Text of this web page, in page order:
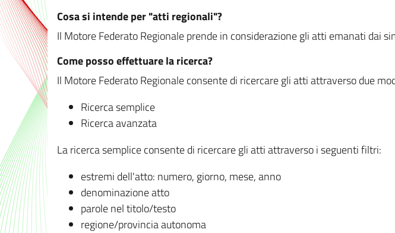
Cosa si intende per "atti regionali"?
Il Motore Federato Regionale prende in considerazione gli atti emanati dai
Come posso effettuare la ricerca?
Il Motore Federato Regionale consente di ricercare gli atti attraverso due
Ricerca semplice
Ricerca avanzata
La ricerca semplice consente di ricercare gli atti attraverso i seguenti filtri:
estremi dell'atto: numero, giorno, mese, anno
denominazione atto
parole nel titolo/testo
regione/provincia autonoma